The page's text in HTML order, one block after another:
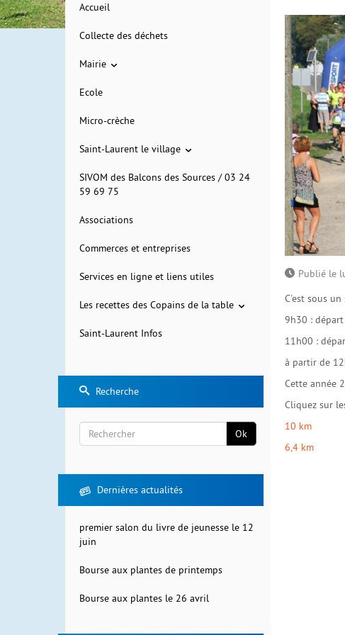
Accueil
Collecte des déchets
Mairie
Ecole
Micro-crèche
Saint-Laurent le village
SIVOM des Balcons des Sources / 03 24
59 69 75
Associations
Commerces et entreprises
Services en ligne et liens utiles
Les recettes des Copains de la table
Saint-Laurent Infos
Recherche
Ok
Dernières actualités
premier salon du livre de jeunesse le 12
juin
Bourse aux plantes de printemps
Bourse aux plantes le 26 avril
Publié le
C'est sous
9h30 :
11h00 :
à partir de
Cette année
Cliquez sur
10 km
6,4 km